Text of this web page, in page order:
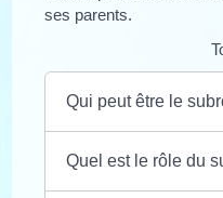
ses parents.
Qui peut être le
Quel est le rôle du